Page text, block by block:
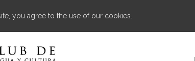
you agree to the use of our cookies.